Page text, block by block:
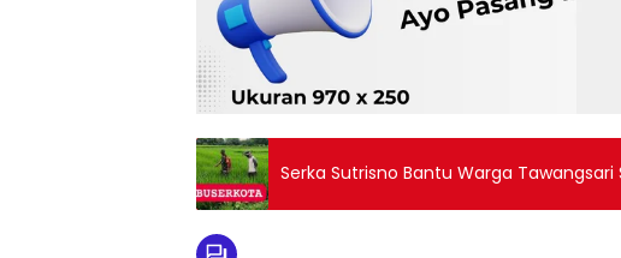
Serka Sutrisno Bantu Warga